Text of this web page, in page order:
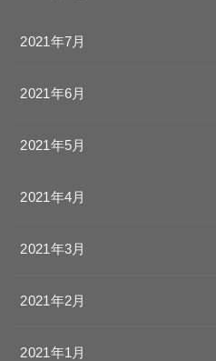
2021年7月
2021年6月
2021年5月
2021年4月
2021年3月
2021年2月
2021年1月